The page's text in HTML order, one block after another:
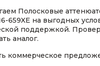
Полосковые
659XE на выгодных
поддержкой.
аналог.
коммерческое